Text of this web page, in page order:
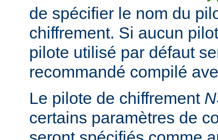
de spécifier le nom du
chiffrement. Si aucun
pilote utilisé par défaut
recommandé compilé
Le pilote de chiffrement
certains paramètres de